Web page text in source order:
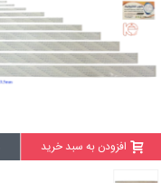
افزودن به سبد خرید